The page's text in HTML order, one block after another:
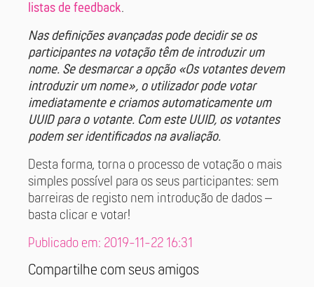
listas de feedback.
Nas definições avançadas pode decidir se os
participantes na votação têm de introduzir um
nome. Se desmarcar a opção «Os votantes devem
introduzir um nome», o utilizador pode votar
imediatamente e criamos automaticamente um
UUID para o votante. Com este UUID, os votantes
podem ser identificados na avaliação.
Desta forma, torna o processo de votação o mais
simples possível para os seus participantes: sem
barreiras de registo nem introdução de dados –
basta clicar e votar!
Publicado em: 2019-11-22 16:31
Compartilhe com seus amigos